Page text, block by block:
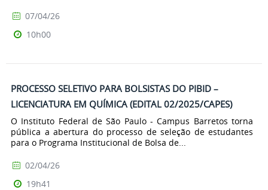
07/04/26
10h00
PROCESSO SELETIVO PARA BOLSISTAS DO PIBID –
LICENCIATURA EM QUÍMICA (EDITAL 02/2025/CAPES)
O Instituto Federal de São Paulo - Campus Barretos torna
pública a abertura do processo de seleção de estudantes
para o Programa Institucional de Bolsa de...
02/04/26
19h41